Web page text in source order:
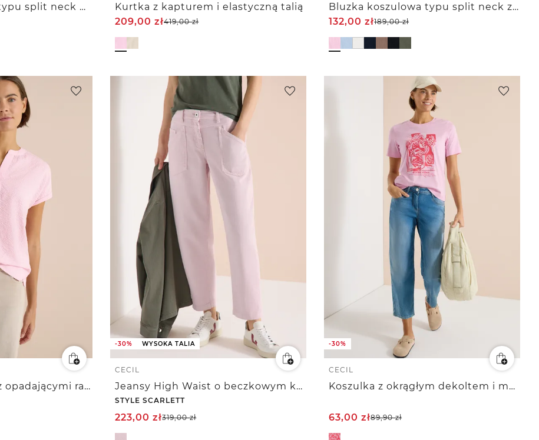
Bluzka koszulowa typu split neck w paski
Kurtka z kapturem i elastyczną talią
209,00zł419,00zł
Bluzka koszulowa typu split neck z muślinu
132,00zł189,00zł
Bluzka koszulowa z opadającymi ramionami w jakości seersucker
-30% WYSOKA TALIA
CECIL
Jeansy High Waist o beczkowym kroju nogawek
STYLE SCARLETT
223,00zł319,00zł
-30%
CECIL
Koszulka z okrągłym dekoltem i marynistycznym nadrukiem
63,00zł89,90zł